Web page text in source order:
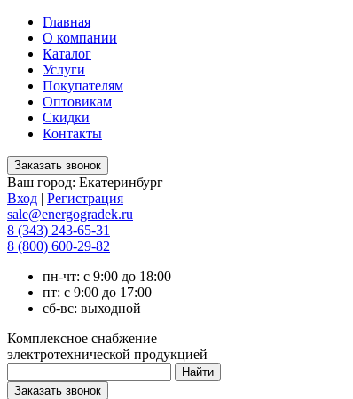
Главная
О компании
Каталог
Услуги
Покупателям
Оптовикам
Скидки
Контакты
Ваш город: Екатеринбург
Вход | Регистрация
sale@energogradek.ru
8 (343) 243-65-31
8 (800) 600-29-82
пн-чт: с 9:00 до 18:00
пт: с 9:00 до 17:00
сб-вс: выходной
Комплексное снабжение
электротехнической продукцией